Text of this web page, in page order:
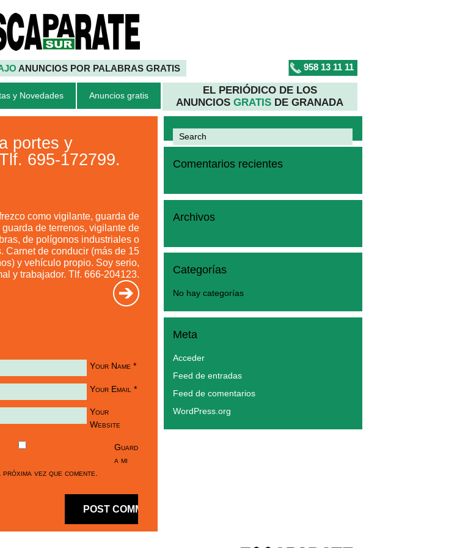
ANUNCIOS POR PALABRAS GRATIS 958 13 11 11
y Novedades Anuncios gratis
EL PERIÓDICO DE LOS
ANUNCIOSGRATIS DE GRANADA
portes y
695-172799.
como vigilante, guarda de
guarda de terrenos, vigilante de
de polígonos industriales o
Carnet de conducir (más de 15
y vehículo propio. Soy serio,
y trabajador. Tlf. 666-204123.
Your Name *
Your Email *
Your
Website
Guard
a mi
vez que comente.
Comentarios recientes
Archivos
Categorías
No hay categorías
Meta
Acceder
Feed de entradas
Feed de comentarios
WordPress.org